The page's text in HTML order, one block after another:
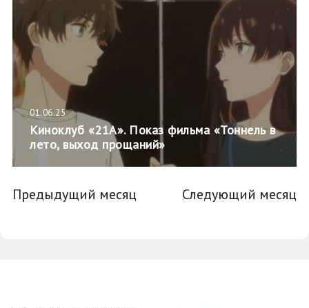
01.06.25
Киноклуб «21А». Показ фильма «Тоннель в
лето, выход прощаний»
Предыдущий месяц Следующий месяц